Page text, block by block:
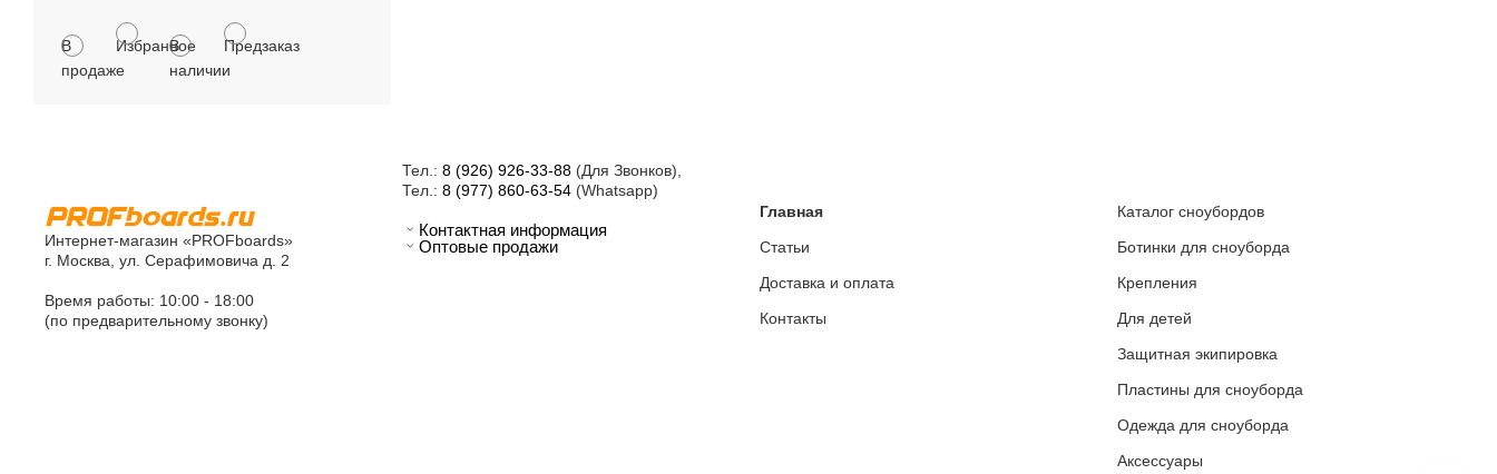
В
продаже
Избранное
В
наличии
Предзаказ
Интернет-магазин «PROFboards»
г. Москва, ул. Серафимовича д. 2
Время работы: 10:00 - 18:00
(по предварительному звонку)
Тел.: 8 (926) 926-33-88 (Для Звонков),
Тел.: 8 (977) 860-63-54 (Whatsapp)
Контактная информация
Оптовые продажи
Главная
Статьи
Доставка и оплата
Контакты
Каталог сноубордов
Ботинки для сноуборда
Крепления
Для детей
Защитная экипировка
Пластины для сноуборда
Одежда для сноуборда
Аксессуары